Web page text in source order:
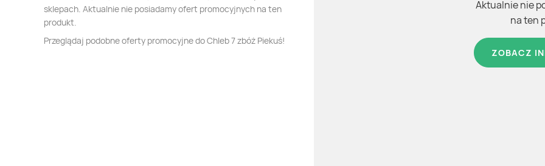
sklepach. Aktualnie nie posiadamy ofert promocyjnych na ten
produkt.
Przeglądaj podobne oferty promocyjne do Chleb 7 zbóż Piekuś!
Aktualnie nie
na ten
ZOBACZ